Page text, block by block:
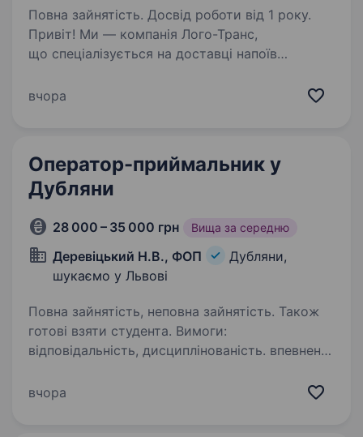
Повна зайнятість. Досвід роботи від 1 року.
Привіт! Ми — компанія Лого-Транс,
що спеціалізується на доставці напоїв
та регіону. Якщо ти цілеспрямована людина,
вчора
Оператор-приймальник у
Дубляни
28 000 – 35 000 грн Вища за середню
Деревіцький Н.В., ФОП
Дубляни,
шукаємо у Львові
Повна зайнятість, неповна зайнятість. Також
готові взяти студента. Вимоги:
відповідальність, дисциплінованість. впевнене
та розвиватись; незакінчену вищу або вищу
вчора